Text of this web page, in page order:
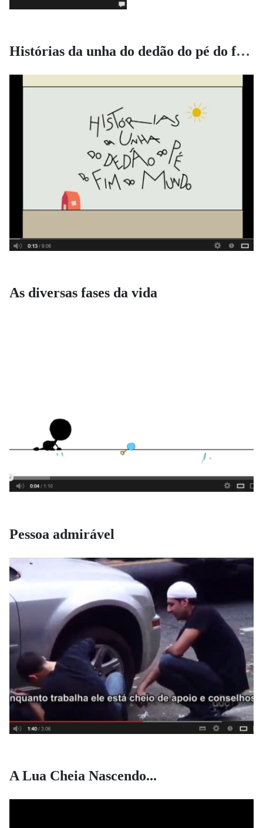
Histórias da unha do dedão do pé do fim do mundo
As diversas fases da vida
Pessoa admirável
A Lua Cheia Nascendo...